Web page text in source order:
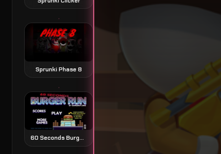
Sprunki Phase 8
60 Seconds Burger Run 60秒バーガーラン